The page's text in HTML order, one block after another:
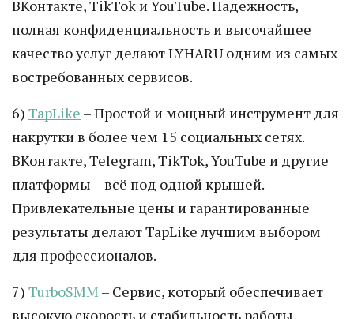
ВКонтакте, TikTok и YouTube. Надежность,
полная конфиденциальность и высочайшее
качество услуг делают LYHARU одним из самых
востребованных сервисов.
6) TapLike – Простой и мощный инструмент для
накрутки в более чем 15 социальных сетях.
ВКонтакте, Telegram, TikTok, YouTube и другие
платформы – всё под одной крышей.
Привлекательные цены и гарантированные
результаты делают TapLike лучшим выбором
для профессионалов.
7) TurboSMM – Сервис, который обеспечивает
высокую скорость и стабильность работы.